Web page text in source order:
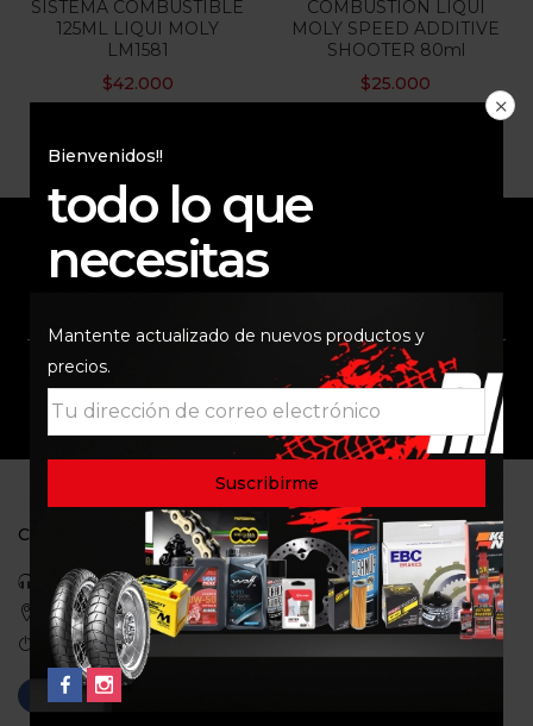
Categorias
SISTEMA COMBUSTIBLE
125ML LIQUI MOLY
LM1581
$42.000
COMBUSTION LIQUI
MOLY SPEED ADDITIVE
SHOOTER 80ml
$25.000
Bienvenidos!!
todo lo que
necesitas
Mantente actualizado de nuevos productos y
precios.
ENVÍO RAPIDO Y
SOPORTE COMUNIDAD
CONTACTO
Celular: 3113422933
Medellin, Colombia
Correo: gerencia@ridershouse.co